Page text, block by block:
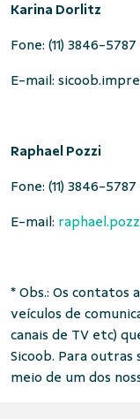
Karina Dorlitz
Fone: (11) 3846-
E-mail:
Raphael Pozzi
Fone: (11) 3846-
E-mail:
* Obs.: Os contatos
veículos de
canais de TV etc)
Sicoob. Para
meio de um dos